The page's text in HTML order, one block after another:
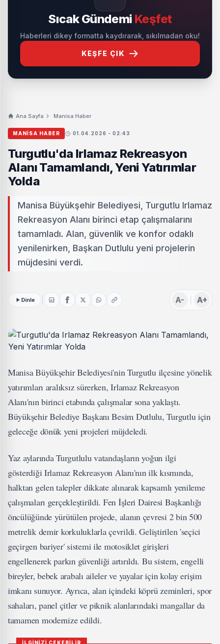
Sıcak Gündemi Keşfet
Haberleri dikey formatta kaydırarak, sıkılmadan oku!
KEŞFE ÇIK
Ana Sayfa Manisa Haber
MANISA HABER 01.04.2026 - 02:43
Turgutlu'da Irlamaz Rekreasyon
Alanı Tamamlandı, Yeni Yatırımlar
Yolda
Manisa Büyükşehir Belediyesi, Turgutlu Irlamaz
Rekreasyon Alanı birinci etap çalışmalarını
tamamladı. Alan, güvenlik ve konfor odaklı
yenilenirken, Başkan Dutlulu yeni projelerin
müjdesini verdi.
Dinle A- A+
Manisa Büyükşehir Belediyesi'nin Turgutlu ilçesine yönelik
yatırımları aralıksız sürerken, Irlamaz Rekreasyon
Alanı'nın birinci etabında çalışmalar sona yaklaştı.
Büyükşehir Belediye Başkanı Besim Dutlulu, Turgutlu için
geleceğe dönük yeni projeleri müjdeledi.
Yaz aylarında Turgutlulu vatandaşların yoğun ilgi
gösterdiği Irlamaz Rekreasyon Alanı'nın ilk kısmında,
halktan gelen talepler dikkate alınarak kapsamlı yenileme
çalışmaları gerçekleştirildi. Fen İşleri Dairesi Başkanlığı
öncülüğünde yürütülen projede, alanın çevresi 2 bin 500
metrelik demir korkuluklarla çevrildi. Geliştirilen 'seçici
geçirgen bariyer' sistemi ile motosiklet girişleri
engellenerek parkın güvenliği artırıldı. Bu sistem, engelli
bireyler, bebek arabalı aileler ve yayalar için kolay erişim
imkanı sunuyor. Ayrıca, alan içindeki köprü zeminleri, spor
sahaları, panel çitler ve piknik alanlarındaki mangallar da
tamamen modernize edildi.
İLGİNİZİ ÇEKEBİLİR